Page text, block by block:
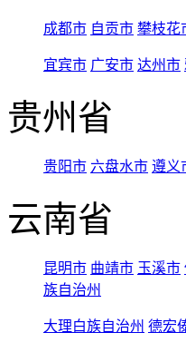
成都市 自贡市 攀枝花
宜宾市 广安市 达州市
贵州省
贵阳市 六盘水市 遵义
云南省
昆明市 曲靖市 玉溪市
族自治州
大理白族自治州 德宏